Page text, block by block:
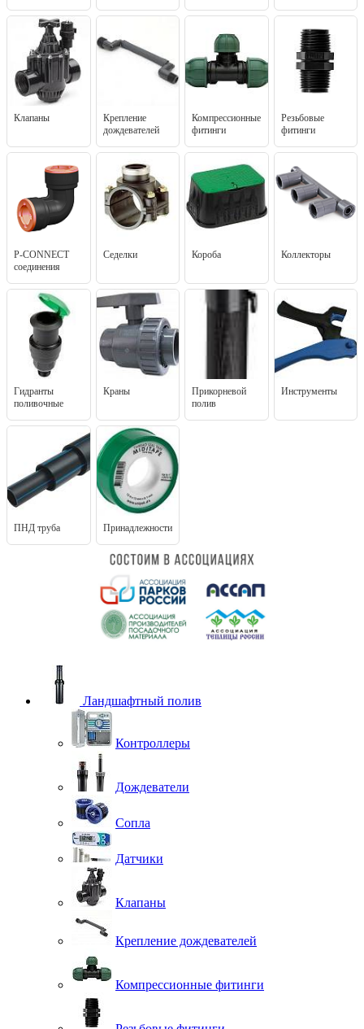
Клапаны
Крепление
дождевателей
Компрессионные
фитинги
Резьбовые
фитинги
P-CONNECT
соединения
Седелки Короба Коллекторы
Гидранты
поливочные
Краны
Прикорневой
полив
Инструменты
ПНД труба Принадлежности
Ландшафтный полив
Контроллеры
Дождеватели
Сопла
Датчики
Клапаны
Крепление дождевателей
Компрессионные фитинги